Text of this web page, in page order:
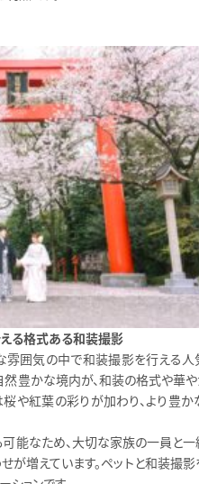
る格式ある和装撮影
雰囲気の中で和装撮影を行える人
然豊かな境内が、和装の格式や華
桜や紅葉の彩りが加わり、より豊
可能なため、大切な家族の一員と
が増えています。ペットと和装撮